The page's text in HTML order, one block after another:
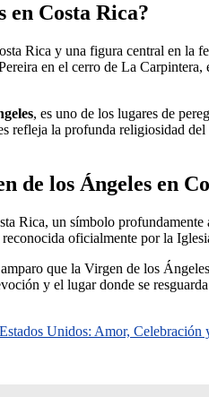
en Costa Rica?
Rica y una figura central en la
en el cerro de La
, es uno de los lugares de
refleja la profunda religiosidad
de los Ángeles en
Rica, un símbolo
oficialmente por la
que la Virgen de los
y el lugar donde se
Unidos: Amor, Celebración